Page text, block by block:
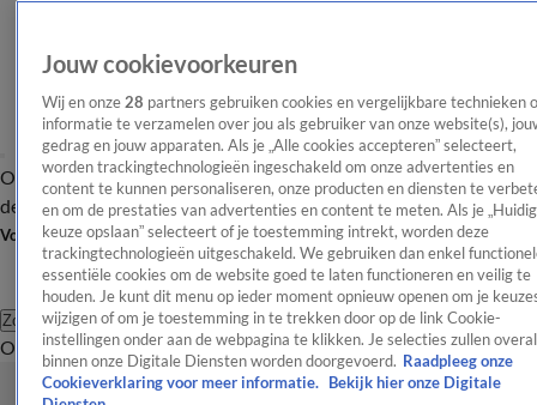
OverzichtAfleveringen Entertainment TV Algemeen
Tip
de redactieNieuwsbrief
Volg Shownieuws
Zoeken
OverzichtEntertainmentSpraakmakendRealityCrimeVideo's
Jouw cookievoorkeuren
Wij en onze 28 partners gebruiken cookies en vergelijkbare technieken
informatie te verzamelen over jou als gebruiker van onze website(s),
gedrag en jouw apparaten. Als je „Alle cookies accepteren” selecteert,
worden trackingtechnologieën ingeschakeld om onze advertenties en
content te kunnen personaliseren, onze producten en diensten te
en om de prestaties van advertenties en content te meten. Als je
keuze opslaan” selecteert of je toestemming intrekt, worden deze
trackingtechnologieën uitgeschakeld. We gebruiken dan enkel
essentiële cookies om de website goed te laten functioneren en veilig te
houden. Je kunt dit menu op ieder moment opnieuw openen om je
wijzigen of om je toestemming in te trekken door op de link Cookie-
instellingen onder aan de webpagina te klikken. Je selecties zullen overal
binnen onze Digitale Diensten worden doorgevoerd. Raadpleeg onze
Cookieverklaring voor meer informatie.
Bekijk hier onze Digitale